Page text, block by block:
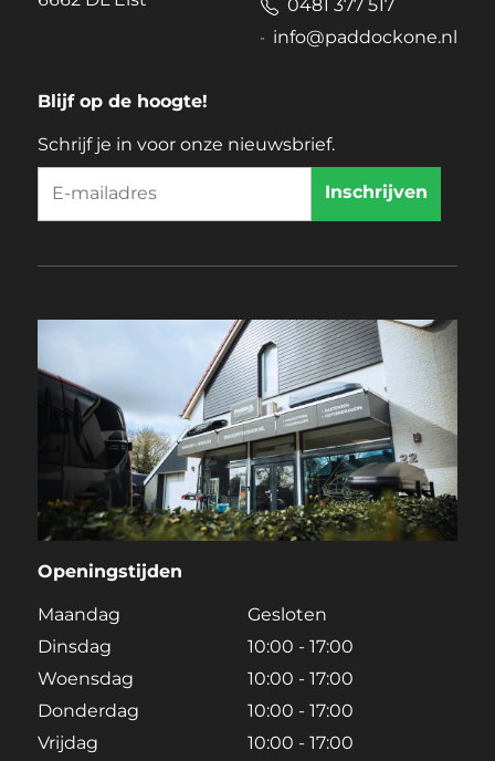
0481 377 517
info@paddockone.nl
Blijf op de hoogte!
Schrijf je in voor onze nieuwsbrief.
Openingstijden
Maandag
Gesloten
Dinsdag
10:00 - 17:00
Woensdag
10:00 - 17:00
Donderdag
10:00 - 17:00
Vrijdag
10:00 - 17:00